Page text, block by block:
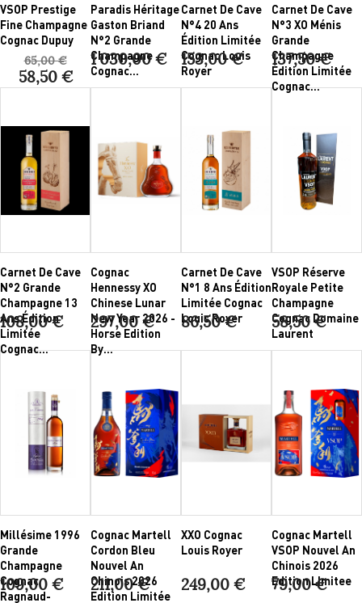
VSOP Prestige
Fine Champagne
Cognac Dupuy
65,00 €
58,50 €
Paradis Héritage
Gaston Briand
N°2 Grande
Champagne
Cognac...
1 030,00 €
Carnet De Cave
N°4 20 Ans
Édition Limitée
Cognac Louis
Royer
153,00 €
Carnet De Cave
N°3 XO Ménis
Grande
Champagne
Édition Limitée
Cognac...
137,50 €
Carnet De Cave
N°2 Grande
Champagne 13
Ans Édition
Limitée
Cognac...
108,00 €
Cognac
Hennessy XO
Chinese Lunar
New Year 2026 -
Horse Edition
By...
297,00 €
Carnet De Cave
N°1 8 Ans Édition
Limitée Cognac
Louis Royer
86,50 €
VSOP Réserve
Royale Petite
Champagne
Cognac Domaine
Laurent
58,50 €
Millésime 1996
Grande
Champagne
Cognac
Ragnaud-
109,00 €
Cognac Martell
Cordon Bleu
Nouvel An
Chinois 2026
Edition Limitée
211,00 €
XXO Cognac
Louis Royer
249,00 €
Cognac Martell
VSOP Nouvel An
Chinois 2026
Edition LImitee
79,00 €